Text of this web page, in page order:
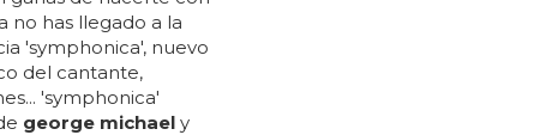
no has llegado a la
'symphonica', nuevo
del cantante,
'symphonica'
george michaely